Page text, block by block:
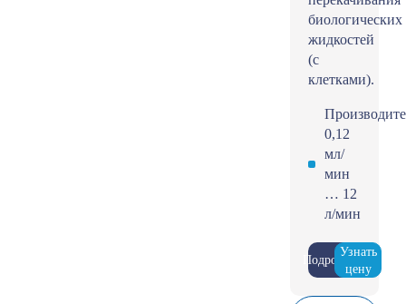
биологических
жидкостей
(с
клетками).
0,12
мл/
мин
… 12
л/мин
Подробнее
Узнать
цену